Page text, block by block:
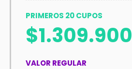
PRIMEROS 20 CUPOS
$1.309.900
VALOR REGULAR